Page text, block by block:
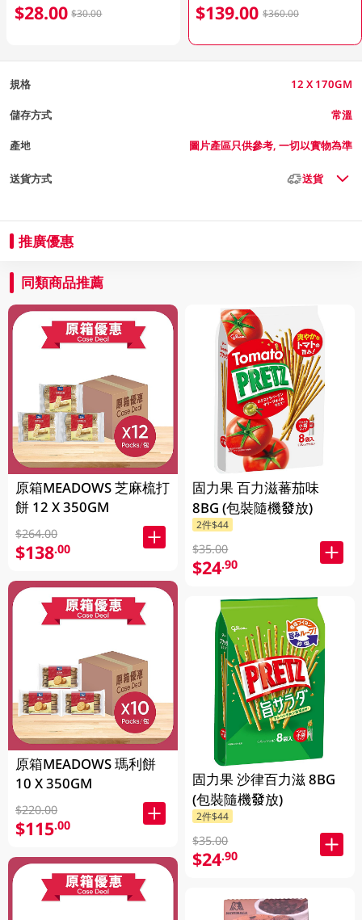
$28.00 $30.00 $139.00 $360.00
規格 12 X 170GM
儲存方式 常溫
產地 圖片產區只供參考, 一切以實物為準
送貨方式 送貨
推廣優惠
同類商品推薦
原箱MEADOWS 芝麻梳打
餅 12 X 350GM
$264.00
$138.00
原箱MEADOWS 瑪利餅
10 X 350GM
$220.00
$115.00
固力果 百力滋蕃茄味
8BG (包裝隨機發放)
2件$44
$35.00
$24.90
固力果 沙律百力滋 8BG
(包裝隨機發放)
2件$44
$35.00
$24.90